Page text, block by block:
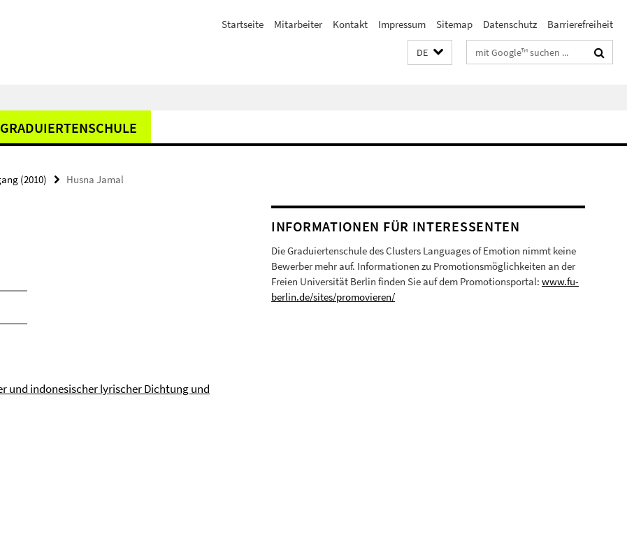
Startseite Mitarbeiter Kontakt Impressum Sitemap Datenschutz Barrierefreiheit
DE Suchbegriffe
GRADUIERTENSCHULE
(2010) Husna Jamal
und indonesischer lyrischer Dichtung und
INFORMATIONEN FÜR INTERESSENTEN
Die Graduiertenschule des Clusters Languages of Emotion nimmt keine
Bewerber mehr auf. Informationen zu Promotionsmöglichkeiten an der
Freien Universität Berlin finden Sie auf dem Promotionsportal:www.fu-
berlin.de/sites/promovieren/